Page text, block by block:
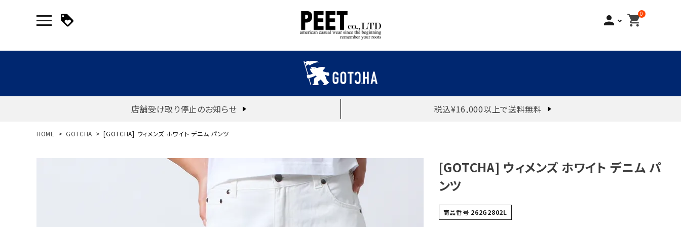
person 0
shopping_cart
店舗受け取り停止のお知らせ 税込¥16,000以上で送料無料
新規会員登録｜ログイン
HOME GOTCHA [GOTCHA] ウィメンズ ホワイト デニム パンツ
[GOTCHA] ウィメンズ ホワイト デニム パ
ンツ
商品番号 262G2802L